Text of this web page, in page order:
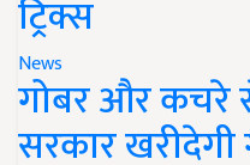
ट्रिक्स
News
गोबर और कचरे
सरकार